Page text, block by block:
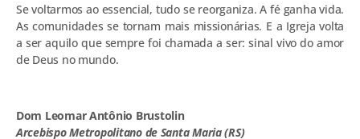
Se voltarmos ao essencial, tudo se reorganiza. A fé ganha vida.
As comunidades se tornam mais missionárias. E a Igreja volta
a ser aquilo que sempre foi chamada a ser: sinal vivo do amor
de Deus no mundo.
Dom Leomar Antônio Brustolin
Arcebispo Metropolitano de Santa Maria (RS)